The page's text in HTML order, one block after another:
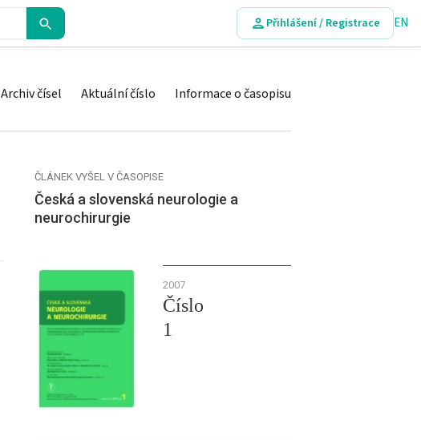
Přihlášení / Registrace EN
Archiv čísel Aktuální číslo Informace o časopisu
ČLÁNEK VYŠEL V ČASOPISE
Česká a slovenská neurologie a
neurochirurgie
2007
Číslo
1